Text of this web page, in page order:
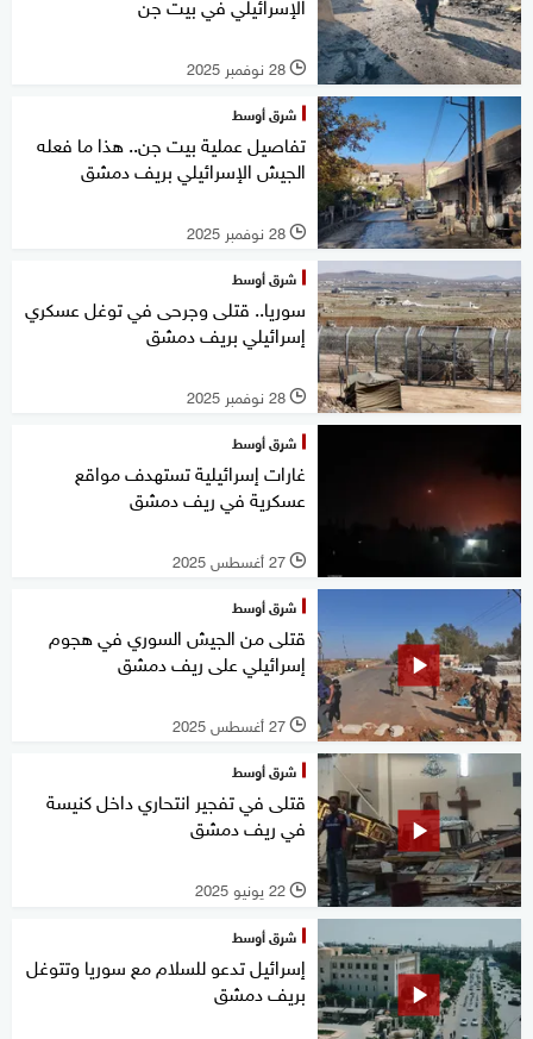
l 28 نوفمبر 2025
شرق أوسط
تفاصيل عملية بيت جن.. هذا ما فعله
الجيش الإسرائيلي بريف دمشق
l 28 نوفمبر 2025
شرق أوسط
سوريا.. قتلى وجرحى في توغل عسكري
إسرائيلي بريف دمشق
l 28 نوفمبر 2025
شرق أوسط
غارات إسرائيلية تستهدف مواقع
عسكرية في ريف دمشق
l 27 أغسطس 2025
شرق أوسط
قتلى من الجيش السوري في هجوم
إسرائيلي على ريف دمشق
l 27 أغسطس 2025
شرق أوسط
قتلى في تفجير انتحاري داخل كنيسة
في ريف دمشق
l 22 يونيو 2025
شرق أوسط
إسرائيل تدعو للسلام مع سوريا وتتوغل
بريف دمشق